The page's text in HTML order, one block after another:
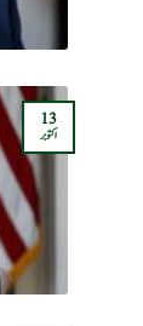
13
اکتوبر